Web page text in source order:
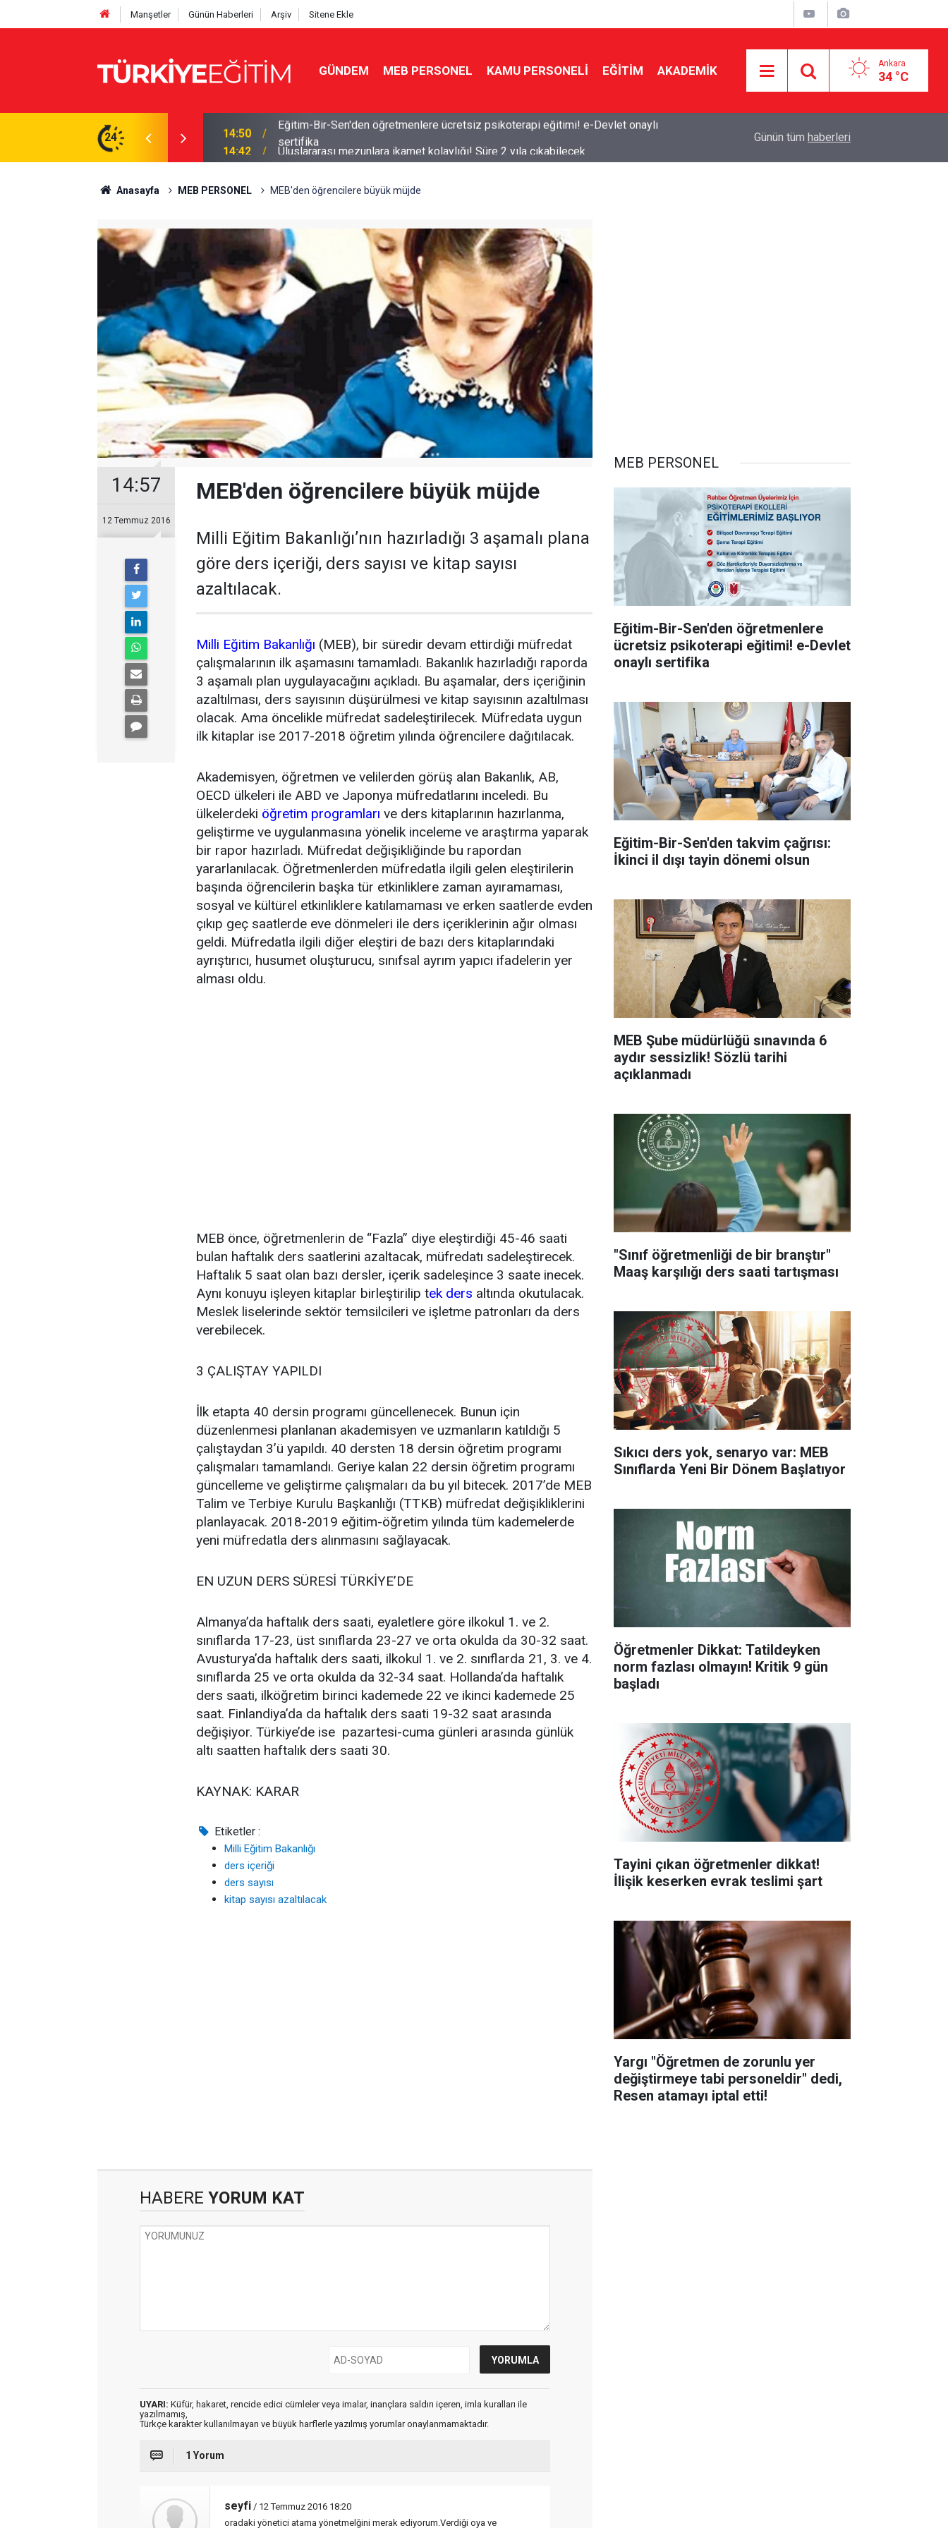
Manşetler Günün Haberleri Arşiv Sitene Ekle
GÜNDEM MEB PERSONEL KAMU PERSONELİ EĞİTİM AKADEMİK Ankara
34 °C
24
psikoterapi eğitimi! e-Devlet onaylı
14:42 Uluslararası mezunlara ikamet kolaylığı! Süre 2 yıla çıkabilecek "Habur görüntüsü olmayacak": Dönüş planının
Günün tüm haberleri
Anasayfa MEB PERSONEL MEB'den öğrencilere büyük müjde
14:57
12 Temmuz 2016
MEB'den öğrencilere büyük müjde
Milli Eğitim Bakanlığı’nın hazırladığı 3 aşamalı plana
göre ders içeriği, ders sayısı ve kitap sayısı
azaltılacak.
Milli Eğitim Bakanlığı (MEB), bir süredir devam ettirdiği müfredat
çalışmalarının ilk aşamasını tamamladı. Bakanlık hazırladığı raporda
3 aşamalı plan uygulayacağını açıkladı. Bu aşamalar, ders içeriğinin
azaltılması, ders sayısının düşürülmesi ve kitap sayısının azaltılması
olacak. Ama öncelikle müfredat sadeleştirilecek. Müfredata uygun
ilk kitaplar ise 2017-2018 öğretim yılında öğrencilere dağıtılacak.
Akademisyen, öğretmen ve velilerden görüş alan Bakanlık, AB,
OECD ülkeleri ile ABD ve Japonya müfredatlarını inceledi. Bu
ülkelerdeki öğretim programları ve ders kitaplarının hazırlanma,
geliştirme ve uygulanmasına yönelik inceleme ve araştırma yaparak
bir rapor hazırladı. Müfredat değişikliğinde bu rapordan
yararlanılacak. Öğretmenlerden müfredatla ilgili gelen eleştirilerin
başında öğrencilerin başka tür etkinliklere zaman ayıramaması,
sosyal ve kültürel etkinliklere katılamaması ve erken saatlerde evden
çıkıp geç saatlerde eve dönmeleri ile ders içeriklerinin ağır olması
geldi. Müfredatla ilgili diğer eleştiri de bazı ders kitaplarındaki
ayrıştırıcı, husumet oluşturucu, sınıfsal ayrım yapıcı ifadelerin yer
alması oldu.
MEB önce, öğretmenlerin de “Fazla” diye eleştirdiği 45-46 saati
bulan haftalık ders saatlerini azaltacak, müfredatı sadeleştirecek.
Haftalık 5 saat olan bazı dersler, içerik sadeleşince 3 saate inecek.
Aynı konuyu işleyen kitaplar birleştirilip tek ders altında okutulacak.
Meslek liselerinde sektör temsilcileri ve işletme patronları da ders
verebilecek.
3 ÇALIŞTAY YAPILDI
İlk etapta 40 dersin programı güncellenecek. Bunun için
düzenlenmesi planlanan akademisyen ve uzmanların katıldığı 5
çalıştaydan 3’ü yapıldı. 40 dersten 18 dersin öğretim programı
çalışmaları tamamlandı. Geriye kalan 22 dersin öğretim programı
güncelleme ve geliştirme çalışmaları da bu yıl bitecek. 2017’de MEB
Talim ve Terbiye Kurulu Başkanlığı (TTKB) müfredat değişikliklerini
planlayacak. 2018-2019 eğitim-öğretim yılında tüm kademelerde
yeni müfredatla ders alınmasını sağlayacak.
EN UZUN DERS SÜRESİ TÜRKİYE’DE
Almanya’da haftalık ders saati, eyaletlere göre ilkokul 1. ve 2.
sınıflarda 17-23, üst sınıflarda 23-27 ve orta okulda da 30-32 saat.
Avusturya’da haftalık ders saati, ilkokul 1. ve 2. sınıflarda 21, 3. ve 4.
sınıflarda 25 ve orta okulda da 32-34 saat. Hollanda’da haftalık
ders saati, ilköğretim birinci kademede 22 ve ikinci kademede 25
saat. Finlandiya’da da haftalık ders saati 19-32 saat arasında
değişiyor. Türkiye’de ise pazartesi-cuma günleri arasında günlük
altı saatten haftalık ders saati 30.
KAYNAK: KARAR
Etiketler :
Milli Eğitim Bakanlığı
ders içeriği
ders sayısı
kitap sayısı azaltılacak
HABERE YORUM KAT
UYARI: Küfür, hakaret, rencide edici cümleler veya imalar, inançlara saldırı içeren, imla kuralları ile
yazılmamış,
Türkçe karakter kullanılmayan ve büyük harflerle yazılmış yorumlar onaylanmamaktadır.
1 Yorum
seyfi / 12 Temmuz 2016 18:20
oradaki yönetici atama yönetmelğini merak ediyorum.Verdiği oya ve
MEB PERSONEL
Eğitim-Bir-Sen'den öğretmenlere
ücretsiz psikoterapi eğitimi! e-Devlet
onaylı sertifika
Eğitim-Bir-Sen'den takvim çağrısı:
İkinci il dışı tayin dönemi olsun
MEB Şube müdürlüğü sınavında 6
aydır sessizlik! Sözlü tarihi
açıklanmadı
"Sınıf öğretmenliği de bir branştır"
Maaş karşılığı ders saati tartışması
Sıkıcı ders yok, senaryo var: MEB
Sınıflarda Yeni Bir Dönem Başlatıyor
Öğretmenler Dikkat: Tatildeyken
norm fazlası olmayın! Kritik 9 gün
başladı
Tayini çıkan öğretmenler dikkat!
İlişik keserken evrak teslimi şart
Yargı "Öğretmen de zorunlu yer
değiştirmeye tabi personeldir" dedi,
Resen atamayı iptal etti!